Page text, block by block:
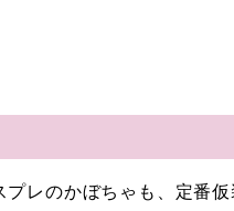
レのかぼちゃも、定番仮